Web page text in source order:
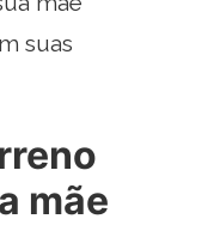
suas
mãe